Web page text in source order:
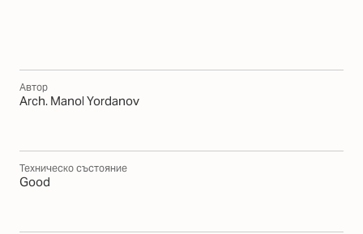
Автор
Arch. Manol Yordanov
Техническо състояние
Good